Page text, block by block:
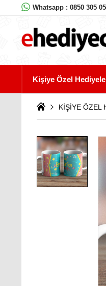
Whatsapp : 0850 305
Kişiye Özel
KİŞİYE ÖZEL